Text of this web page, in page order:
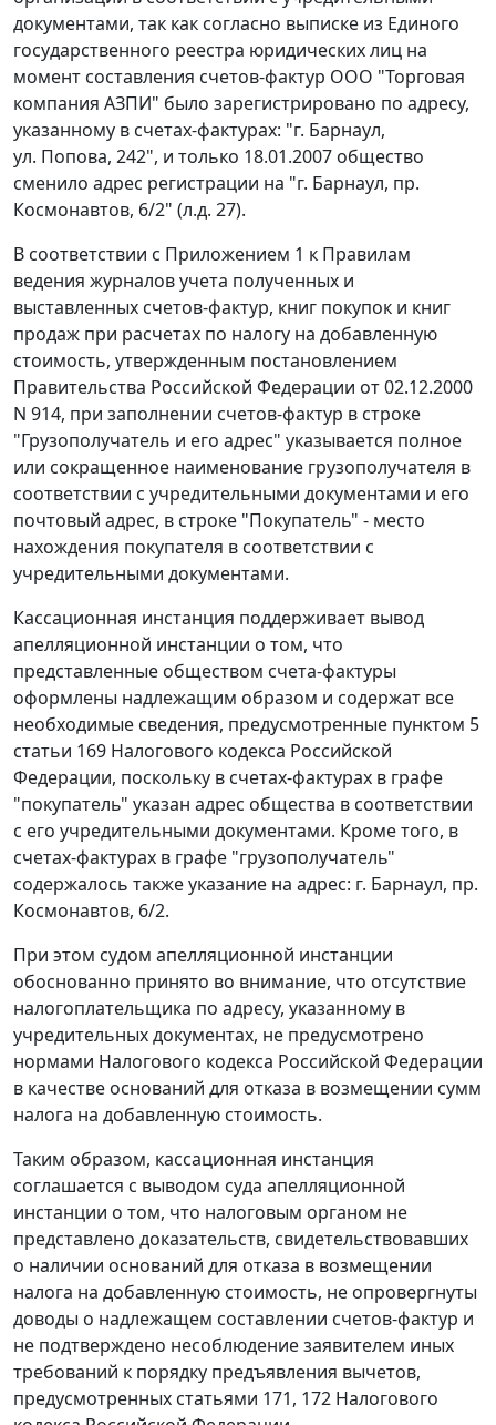
документами, так как согласно выписке из Единого
государственного реестра юридических лиц на
момент составления счетов-фактур ООО "Торговая
компания АЗПИ" было зарегистрировано по адресу,
указанному в счетах-фактурах: "г. Барнаул,
ул. Попова, 242", и только 18.01.2007 общество
сменило адрес регистрации на "г. Барнаул, пр.
Космонавтов, 6/2" (л.д. 27).
В соответствии с Приложением 1 к Правилам
ведения журналов учета полученных и
выставленных счетов-фактур, книг покупок и книг
продаж при расчетах по налогу на добавленную
стоимость, утвержденным постановлением
Правительства Российской Федерации от 02.12.2000
N 914, при заполнении счетов-фактур в строке
"Грузополучатель и его адрес" указывается полное
или сокращенное наименование грузополучателя в
соответствии с учредительными документами и его
почтовый адрес, в строке "Покупатель" - место
нахождения покупателя в соответствии с
учредительными документами.
Кассационная инстанция поддерживает вывод
апелляционной инстанции о том, что
представленные обществом счета-фактуры
оформлены надлежащим образом и содержат все
необходимые сведения, предусмотренные пунктом 5
статьи 169 Налогового кодекса Российской
Федерации, поскольку в счетах-фактурах в графе
"покупатель" указан адрес общества в соответствии
с его учредительными документами. Кроме того, в
счетах-фактурах в графе "грузополучатель"
содержалось также указание на адрес: г. Барнаул, пр.
Космонавтов, 6/2.
При этом судом апелляционной инстанции
обоснованно принято во внимание, что отсутствие
налогоплательщика по адресу, указанному в
учредительных документах, не предусмотрено
нормами Налогового кодекса Российской Федерации
в качестве оснований для отказа в возмещении сумм
налога на добавленную стоимость.
Таким образом, кассационная инстанция
соглашается с выводом суда апелляционной
инстанции о том, что налоговым органом не
представлено доказательств, свидетельствовавших
о наличии оснований для отказа в возмещении
налога на добавленную стоимость, не опровергнуты
доводы о надлежащем составлении счетов-фактур и
не подтверждено несоблюдение заявителем иных
требований к порядку предъявления вычетов,
предусмотренных статьями 171, 172 Налогового